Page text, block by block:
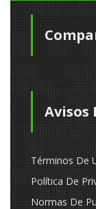
Avisos
Términos De
Política De
Normas De